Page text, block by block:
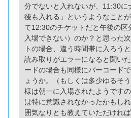
分でないと入れないが、11:30に
後も入れる」というようなこと
て12:30のチケットだと午後の区
入場できない）のか？と思った
トの場合、違う時間帯に入ろう
読み取りがエラーになると聞い
ードの場合も同様にバーコード
ょうか。（もしくは多少ゆるそ
様は朝一に入場されたようです
は特に意識されなかったかもし
囲気なりとも教えていただけれ